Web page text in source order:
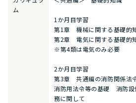
ム
1か月目学習
第1章 機械に関する基礎的
第2章 電気に関する基礎的
※第4類は電気のみ必要
2か月目学習
第3章 共通編の消防関係法
消防用法令等の基礎 消防
務に関して